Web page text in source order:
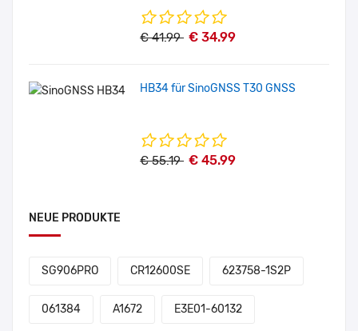
€ 41.99 € 34.99
HB34 für SinoGNSS T30 GNSS
€ 55.19 € 45.99
NEUE PRODUKTE
SG906PRO CR12600SE 623758-1S2P
061384 A1672 E3E01-60132